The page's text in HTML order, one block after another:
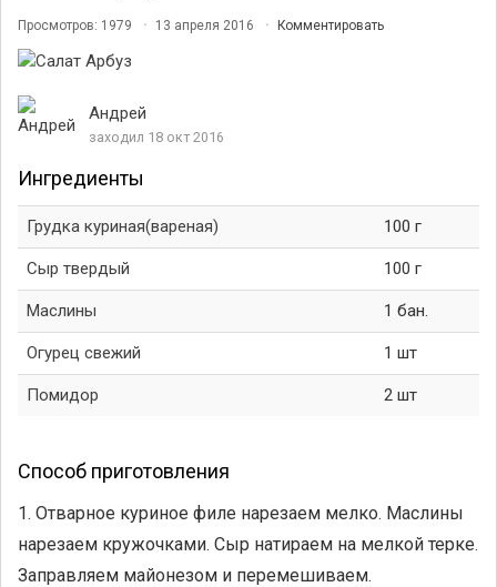
Просмотров: 1979 13 апреля 2016 Комментировать
Андрей
заходил 18 окт 2016
Ингредиенты
Грудка куриная(вареная) 100 г
Сыр твердый 100 г
Маслины 1 бан.
Огурец свежий 1 шт
Помидор 2 шт
Способ приготовления
1. Отварное куриное филе нарезаем мелко. Маслины
нарезаем кружочками. Сыр натираем на мелкой терке.
Заправляем майонезом и перемешиваем.